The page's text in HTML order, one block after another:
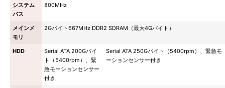
システム
バス
800MHz
メインメ
モリ
2Gバイト667MHz DDR2 SDRAM（最大4Gバイト）
HDD
Serial ATA 200Gバイ
ト（5400rpm）、緊
急モーションセンサー
付き
Serial ATA 250Gバイト（5400rpm）、緊急モ
ーションセンサー付き